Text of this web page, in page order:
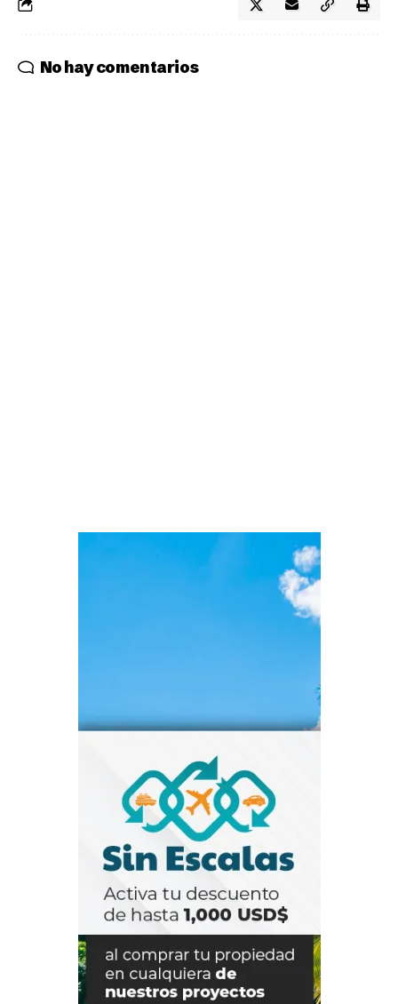
No hay comentarios